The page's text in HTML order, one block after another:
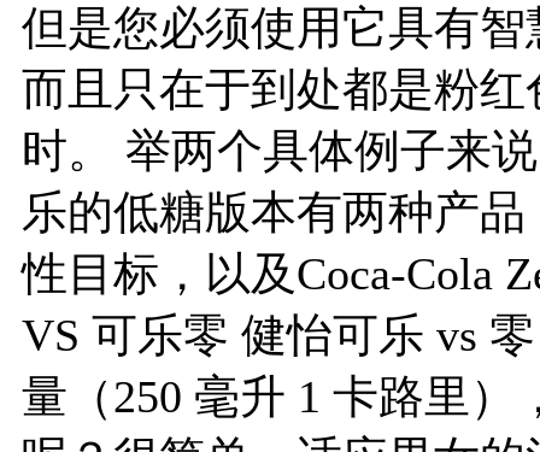
但是您必须使用它具有
而且只在于到处都是粉
时。 举两个具体例子来
乐的低糖版本有两种产
性目标，以及Coca-Cola
VS 可乐零 健怡可乐 vs
量（250 毫升 1 卡路里